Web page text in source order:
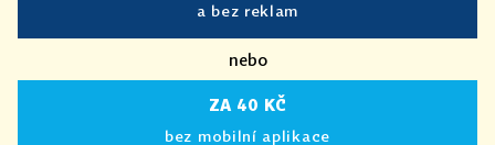
a bez reklam
nebo
ZA 40 KČ
bez mobilní aplikace